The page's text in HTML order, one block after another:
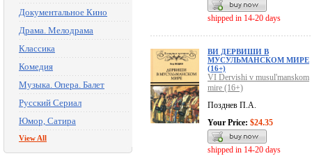
Документальное Кино
Драма. Мелодрама
Классика
Комедия
Музыка. Опера. Балет
Русский Сериал
Юмор, Сатира
View All
shipped in 14-20 days
ВИ ДЕРВИШИ В
МУСУЛЬМАНСКОМ МИРЕ
(16+)
VI Dervishi v musul'manskom
mire (16+)
Позднев П.А.
Your Price: $24.35
shipped in 14-20 days